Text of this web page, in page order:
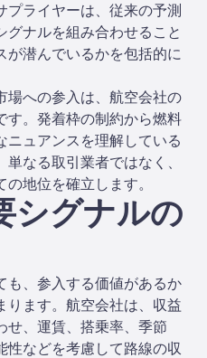
ライヤーは、従来の予測
グナルを組み合わせること
が潜んでいるかを包括的に
場への参入は、航空会社の
す。発着枠の制約から燃料
ニュアンスを理解している
なる取引業者ではなく、
地位を確立します。
シグナルの
も、参入する価値があるか
ります。航空会社は、収益
せ、運賃、搭乗率、季節
性などを考慮して路線の収